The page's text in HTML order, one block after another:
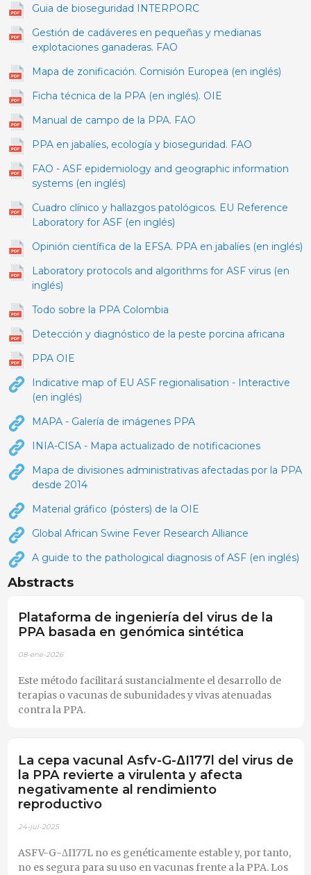
Guia de bioseguridad INTERPORC
​​​Gestión de cadáveres en pequeñas y medianas
explotaciones ganaderas. FAO
Mapa de zonificación. Comisión Europea (en inglés)
Ficha técnica de la PPA (en inglés). OIE
Manual de campo de la PPA. FAO
PPA en jabalíes, ecología y bioseguridad. FAO
FAO - ASF epidemiology and geographic information
systems (en inglés)
Cuadro clínico y hallazgos patológicos. EU Reference
Laboratory for ASF (en inglés)
Opinión científica de la EFSA. PPA en jabalíes (en inglés)
Laboratory protocols and algorithms for ASF virus (en
inglés)
Todo sobre la PPA Colombia
Detección y diagnóstico de la peste porcina africana
PPA OIE
Indicative map of EU ASF regionalisation - Interactive
(en inglés)
MAPA - Galería de imágenes PPA
INIA-CISA - Mapa actualizado de notificaciones
Mapa de divisiones administrativas afectadas por la PPA
desde 2014
Material gráfico (pósters) de la OIE
Global African Swine Fever Research Alliance
A guide to the pathological diagnosis of ASF (en inglés)
Abstracts
Plataforma de ingeniería del virus de la
PPA basada en genómica sintética
08-ene-2026
Este método facilitará sustancialmente el desarrollo de
terapias o vacunas de subunidades y vivas atenuadas
contra la PPA.
La cepa vacunal Asfv-G-∆I177l del virus de
la PPA revierte a virulenta y afecta
negativamente al rendimiento
reproductivo
24-jul-2025
ASFV-G-ΔI177L no es genéticamente estable y, por tanto,
no es segura para su uso en vacunas frente a la PPA. Los